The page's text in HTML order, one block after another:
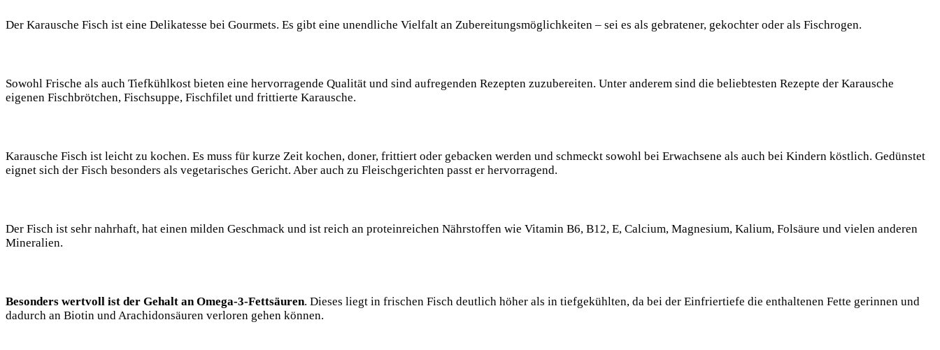
Der Karausche Fisch ist eine Delikatesse bei Gourmets. Es gibt eine unendliche Vielfalt an Zubereitungsmöglichkeiten – sei es als gebratener, gekochter oder als Fischrogen.
Sowohl Frische als auch Tiefkühlkost bieten eine hervorragende Qualität und sind aufregenden Rezepten zuzubereiten. Unter anderem sind die beliebtesten Rezepte der Karausche
eigenen Fischbrötchen, Fischsuppe, Fischfilet und frittierte Karausche.
Karausche Fisch ist leicht zu kochen. Es muss für kurze Zeit kochen, doner, frittiert oder gebacken werden und schmeckt sowohl bei Erwachsene als auch bei Kindern köstlich. Gedünstet
eignet sich der Fisch besonders als vegetarisches Gericht. Aber auch zu Fleischgerichten passt er hervorragend.
Der Fisch ist sehr nahrhaft, hat einen milden Geschmack und ist reich an proteinreichen Nährstoffen wie Vitamin B6, B12, E, Calcium, Magnesium, Kalium, Folsäure und vielen anderen
Mineralien.
Besonders wertvoll ist der Gehalt an Omega-3-Fettsäuren. Dieses liegt in frischen Fisch deutlich höher als in tiefgekühlten, da bei der Einfriertiefe die enthaltenen Fette gerinnen und
dadurch an Biotin und Arachidonsäuren verloren gehen können.